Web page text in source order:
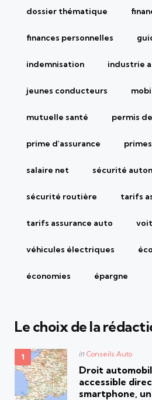
dossier thématique
finances personnelles
indemnisation industrie
jeunes conducteurs
mutuelle santé permis
prime d'assurance
salaire net sécurité
sécurité routière tarifs
tarifs assurance auto
véhicules électriques
économies épargne
Le choix de la
Posted
in Conseils Auto
Droit
accessible
smartphone,